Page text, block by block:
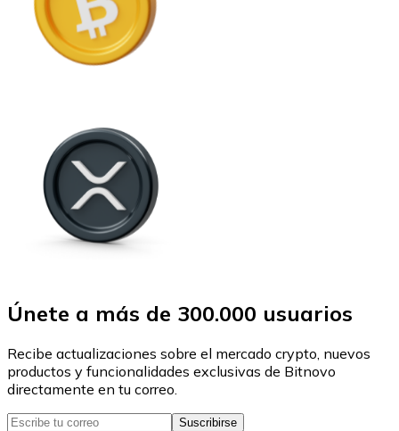
Únete a más de 300.000 usuarios
Recibe actualizaciones sobre el mercado crypto, nuevos
productos y funcionalidades exclusivas de Bitnovo
directamente en tu correo.
Suscribirse